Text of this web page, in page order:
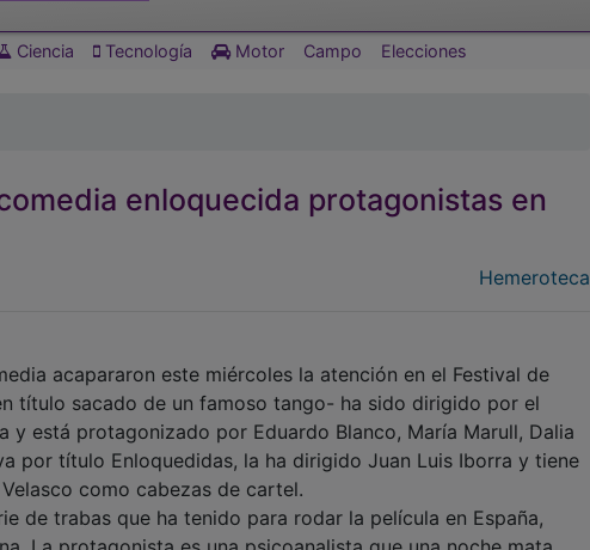
Ciencia Tecnología Motor Campo Elecciones
enloquecida protagonistas en
Hemeroteca
acapararon este miércoles la atención en el Festival de
título sacado de un famoso tango- ha sido dirigido por el
y está protagonizado por Eduardo Blanco, María Marull, Dalia
por título Enloquedidas, la ha dirigido Juan Luis Iborra y tiene
como cabezas de cartel.
de trabas que ha tenido para rodar la película en España,